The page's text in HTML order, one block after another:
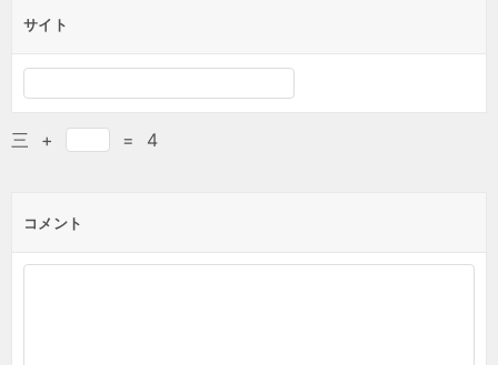
サイト
三 + = 4
コメント